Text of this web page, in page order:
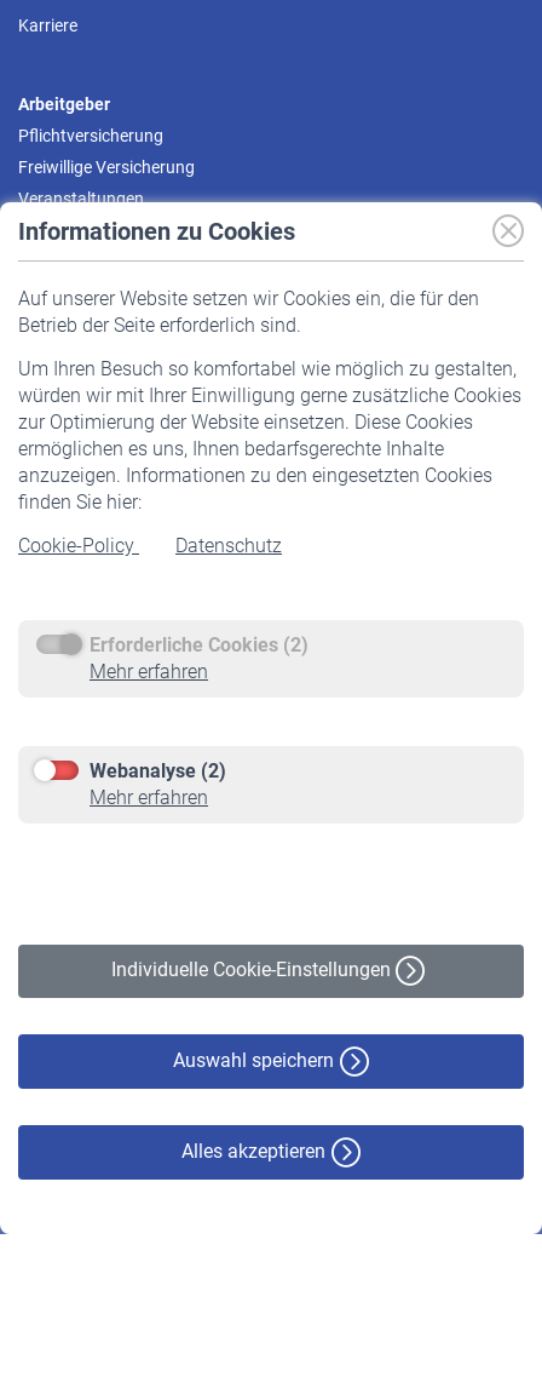
Informationen zu Cookies
Auf unserer Website setzen wir Cookies ein, die für den
Betrieb der Seite erforderlich sind.
Um Ihren Besuch so komfortabel wie möglich zu gestalten,
würden wir mit Ihrer Einwilligung gerne zusätzliche Cookies
zur Optimierung der Website einsetzen. Diese Cookies
ermöglichen es uns, Ihnen bedarfsgerechte Inhalte
anzuzeigen. Informationen zu den eingesetzten Cookies
finden Sie hier:
Cookie-Policy
Datenschutz
Erforderliche Cookies (2)
Mehr erfahren
Webanalyse (2)
Mehr erfahren
Individuelle Cookie-Einstellungen
Auswahl speichern
Alles akzeptieren
Karriere
Arbeitgeber
Pflichtversicherung
Freiwillige Versicherung
Veranstaltungen
Pflichtversicherung
Staatliche Förderung
Veranstaltungen
Rentner
Rentenbeginn
Rente beantragen
Service
Informationen
Online-Rechner
VBLnewsletter
Erklärung zur Barrierefreiheit
© VBL 2026